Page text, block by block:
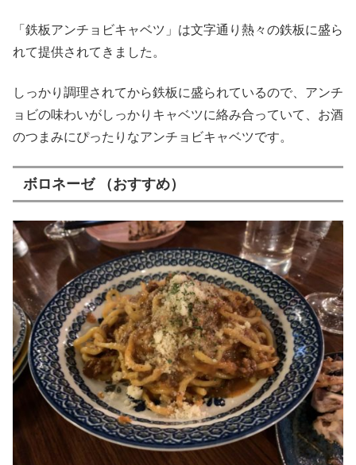
「鉄板アンチョビキャベツ」は文字通り熱々の鉄板に盛ら
れて提供されてきました。
しっかり調理されてから鉄板に盛られているので、アンチ
ョビの味わいがしっかりキャベツに絡み合っていて、お酒
のつまみにぴったりなアンチョビキャベツです。
ボロネーゼ （おすすめ）